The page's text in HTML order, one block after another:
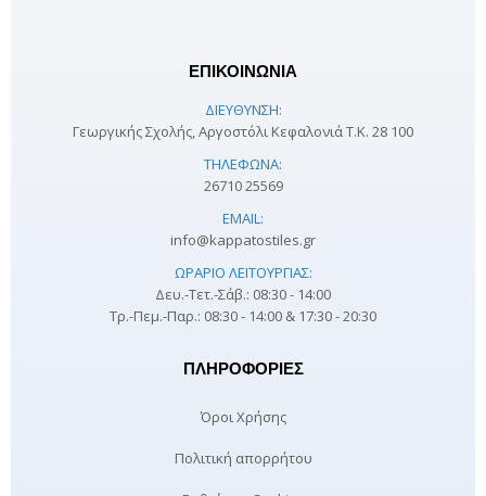
ΕΠΙΚΟΙΝΩΝΙΑ
ΔΙΕΎΘΥΝΣΗ:
Γεωργικής Σχολής, Αργοστόλι Κεφαλονιά Τ.Κ. 28 100
ΤΗΛΈΦΩΝΑ:
26710 25569
EMAIL:
info@kappatostiles.gr
ΩΡΆΡΙΟ ΛΕΙΤΟΥΡΓΊΑΣ:
Δευ.-Τετ.-Σάβ.: 08:30 - 14:00
Τρ.-Πεμ.-Παρ.: 08:30 - 14:00 & 17:30 - 20:30
ΠΛΗΡΟΦΟΡΊΕΣ
Όροι Χρήσης
Πολιτική απορρήτου